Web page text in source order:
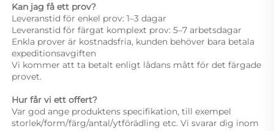
Kan jag få ett prov?
Leveranstid för enkel prov: 1–3 dagar
Leveranstid för färgat komplext prov: 5–7 arbetsdagar
Enkla prover är kostnadsfria, kunden behöver bara betala
expeditionsavgiften
Vi kommer att ta betalt enligt lådans mått för det färgade
provet.
Hur får vi ett offert?
Var god ange produktens specifikation, till exempel
storlek/form/färg/antal/ytförädling etc. Vi svarar dig inom